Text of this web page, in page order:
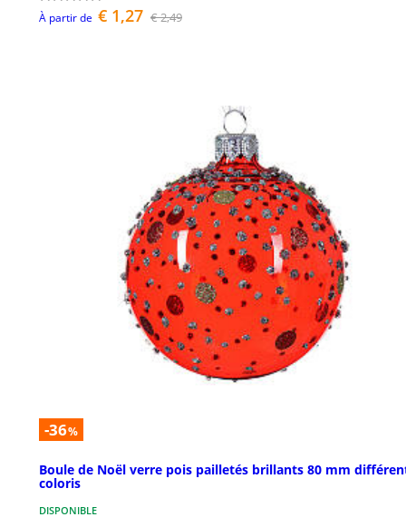
À partir de € 1,27 € 2,49
-36%
Boule de Noël verre pois pailletés brillants 80 mm
coloris
DISPONIBLE